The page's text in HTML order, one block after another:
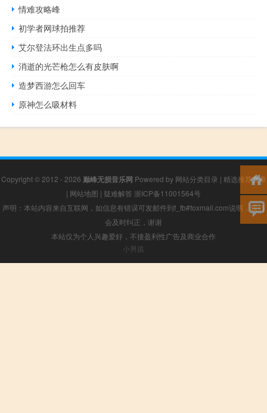
情难攻略峰
初学者网球拍推荐
艾尔登法环出生点多吗
消逝的光芒枪怎么有皮肤啊
造梦西游怎么回车
原神怎么吸材料
Copyright © 2012 - 2026 巅峰无损音乐网 Powered by 网站分类目录 | 精选推荐文章
| 网站地图 | 疑难解答 浙ICP备11001564号
声明：本站内容来自互联网，如信息有错误可发邮件到f_fb#foxmail.com说明，我们
会及时纠正，谢谢
本站仅为个人兴趣爱好，不接盈利性广告及商业合作
小男孩